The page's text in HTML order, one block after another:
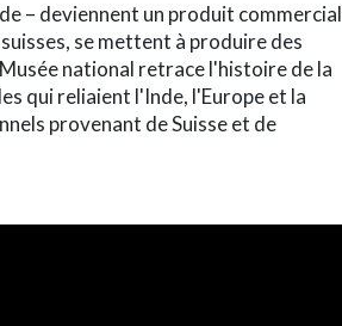
– deviennent un produit commercial
se mettent à produire des
national retrace l'histoire de la
qui reliaient l'Inde, l'Europe et la
provenant de Suisse et de